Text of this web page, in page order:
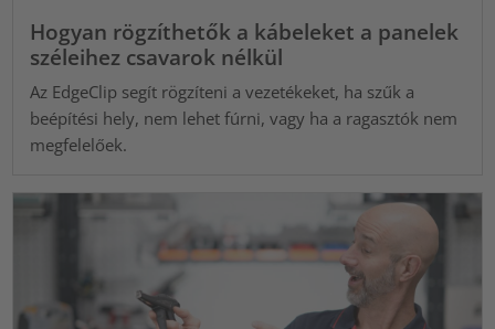
Hogyan rögzíthetők a kábeleket a panelek
széleihez csavarok nélkül
Az EdgeClip segít rögzíteni a vezetékeket, ha szűk a
beépítési hely, nem lehet fúrni, vagy ha a ragasztók nem
megfelelőek.